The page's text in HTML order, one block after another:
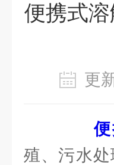
便携式
更
殖、污水